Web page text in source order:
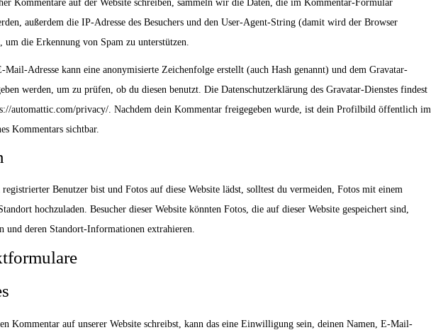
Kommentare auf der Website schreiben, sammeln wir die Daten, die im Kommentar-Formular
außerdem die IP-Adresse des Besuchers und den User-Agent-String (damit wird der Browser
die Erkennung von Spam zu unterstützen.
Mail-Adresse kann eine anonymisierte Zeichenfolge erstellt (auch Hash genannt) und dem Gravatar-
werden, um zu prüfen, ob du diesen benutzt. Die Datenschutzerklärung des Gravatar-Dienstes findest
automattic.com/privacy/. Nachdem dein Kommentar freigegeben wurde, ist dein Profilbild öffentlich im
Kommentars sichtbar.
registrierter Benutzer bist und Fotos auf diese Website lädst, solltest du vermeiden, Fotos mit einem
hochzuladen. Besucher dieser Website könnten Fotos, die auf dieser Website gespeichert sind,
und deren Standort-Informationen extrahieren.
Kommentar auf unserer Website schreibst, kann das eine Einwilligung sein, deinen Namen, E-Mail-